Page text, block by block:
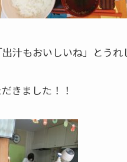
汁もおいしいね」とうれ
きました！！